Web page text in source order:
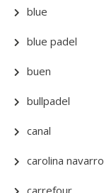
blue
blue padel
buen
bullpadel
canal
carolina navarro
carrefour